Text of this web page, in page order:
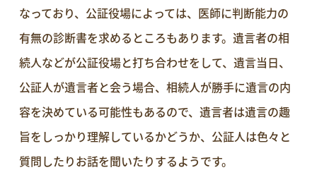
なっており、公証役場によっては、医師に判断能力の
有無の診断書を求めるところもあります。遺言者の相
続人などが公証役場と打ち合わせをして、遺言当日、
公証人が遺言者と会う場合、相続人が勝手に遺言の内
容を決めている可能性もあるので、遺言者は遺言の趣
旨をしっかり理解しているかどうか、公証人は色々と
質問したりお話を聞いたりするようです。